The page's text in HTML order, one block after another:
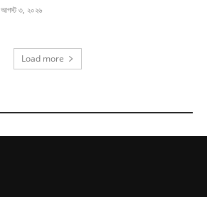
আগস্ট ৩, ২০২৬
Load more